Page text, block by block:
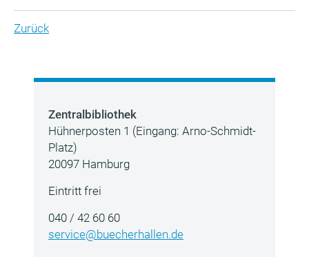
Zurück
Zentralbibliothek
Hühnerposten 1 (Eingang: Arno-Schmidt-
Platz)
20097 Hamburg
Eintritt frei
040 / 42 60 60
service@buecherhallen.de